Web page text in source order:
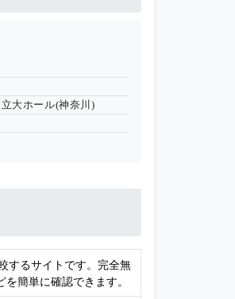
大ホール(神奈川)
するサイトです。完全無
簡単に確認できます。